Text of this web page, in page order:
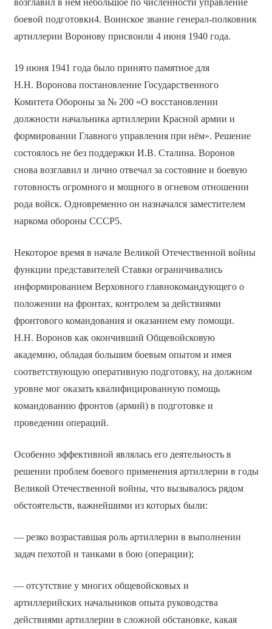
возглавил в нём небольшое по численности управление
боевой подготовки4. Воинское звание генерал-полковник
артиллерии Воронову присвоили 4 июня 1940 года.
19 июня 1941 года было принято памятное для
Н.Н. Воронова постановление Государственного
Комитета Обороны за № 200 «О восстановлении
должности начальника артиллерии Красной армии и
формировании Главного управления при нём». Решение
состоялось не без поддержки И.В. Сталина. Воронов
снова возглавил и лично отвечал за состояние и боевую
готовность огромного и мощного в огневом отношении
рода войск. Одновременно он назначался заместителем
наркома обороны СССР5.
Некоторое время в начале Великой Отечественной войны
функции представителей Ставки ограничивались
информированием Верховного главнокомандующего о
положении на фронтах, контролем за действиями
фронтового командования и оказанием ему помощи.
Н.Н. Воронов как окончивший Общевойсковую
академию, обладая большим боевым опытом и имея
соответствующую оперативную подготовку, на должном
уровне мог оказать квалифицированную помощь
командованию фронтов (армий) в подготовке и
проведении операций.
Особенно эффективной являлась его деятельность в
решении проблем боевого применения артиллерии в годы
Великой Отечественной войны, что вызывалось рядом
обстоятельств, важнейшими из которых были:
— резко возраставшая роль артиллерии в выполнении
задач пехотой и танками в бою (операции);
— отсутствие у многих общевойсковых и
артиллерийских начальников опыта руководства
действиями артиллерии в сложной обстановке, какая